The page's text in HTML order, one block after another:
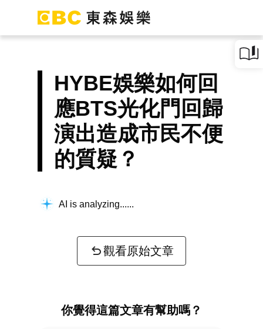
HYBE娛樂如何回
應BTS光化門回歸
演出造成市民不便
的質疑？
AI is analyzing...
觀看原始文章
你覺得這篇文章有幫助嗎？